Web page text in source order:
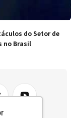
do Setor de
no Brasil